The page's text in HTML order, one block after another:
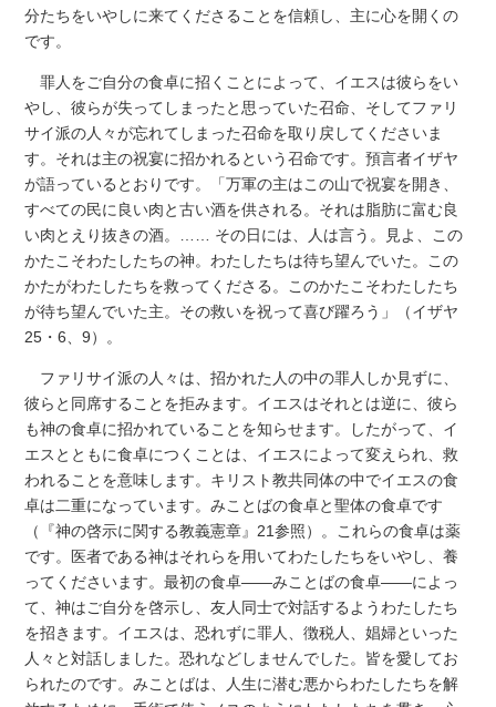
分たちをいやしに来てくださることを信頼し、主に心を開くの
です。
罪人をご自分の食卓に招くことによって、イエスは彼らをい
やし、彼らが失ってしまったと思っていた召命、そしてファリ
サイ派の人々が忘れてしまった召命を取り戻してくださいま
す。それは主の祝宴に招かれるという召命です。預言者イザヤ
が語っているとおりです。「万軍の主はこの山で祝宴を開き、
すべての民に良い肉と古い酒を供される。それは脂肪に富む良
い肉とえり抜きの酒。…… その日には、人は言う。見よ、この
かたこそわたしたちの神。わたしたちは待ち望んでいた。この
かたがわたしたちを救ってくださる。このかたこそわたしたち
が待ち望んでいた主。その救いを祝って喜び躍ろう」（イザヤ
25・6、9）。
ファリサイ派の人々は、招かれた人の中の罪人しか見ずに、
彼らと同席することを拒みます。イエスはそれとは逆に、彼ら
も神の食卓に招かれていることを知らせます。したがって、イ
エスとともに食卓につくことは、イエスによって変えられ、救
われることを意味します。キリスト教共同体の中でイエスの食
卓は二重になっています。みことばの食卓と聖体の食卓です
（『神の啓示に関する教義憲章』21参照）。これらの食卓は薬
です。医者である神はそれらを用いてわたしたちをいやし、養
ってくださいます。最初の食卓――みことばの食卓――によっ
て、神はご自分を啓示し、友人同士で対話するようわたしたち
を招きます。イエスは、恐れずに罪人、徴税人、娼婦といった
人々と対話しました。恐れなどしませんでした。皆を愛してお
られたのです。みことばは、人生に潜む悪からわたしたちを解